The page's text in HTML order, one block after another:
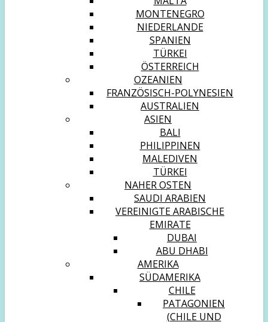
MONTENEGRO
NIEDERLANDE
SPANIEN
TÜRKEI
ÖSTERREICH
OZEANIEN
FRANZÖSISCH-POLYNESIEN
AUSTRALIEN
ASIEN
BALI
PHILIPPINEN
MALEDIVEN
TÜRKEI
NAHER OSTEN
SAUDI ARABIEN
VEREINIGTE ARABISCHE
EMIRATE
DUBAI
ABU DHABI
AMERIKA
SÜDAMERIKA
CHILE
PATAGONIEN
(CHILE UND